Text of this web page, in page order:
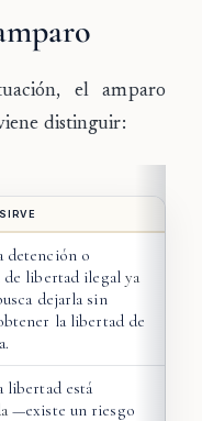
el amparo
distinguir:
detención o
libertad ilegal ya
dejarla sin
la libertad de
libertad está
—existe un riesgo